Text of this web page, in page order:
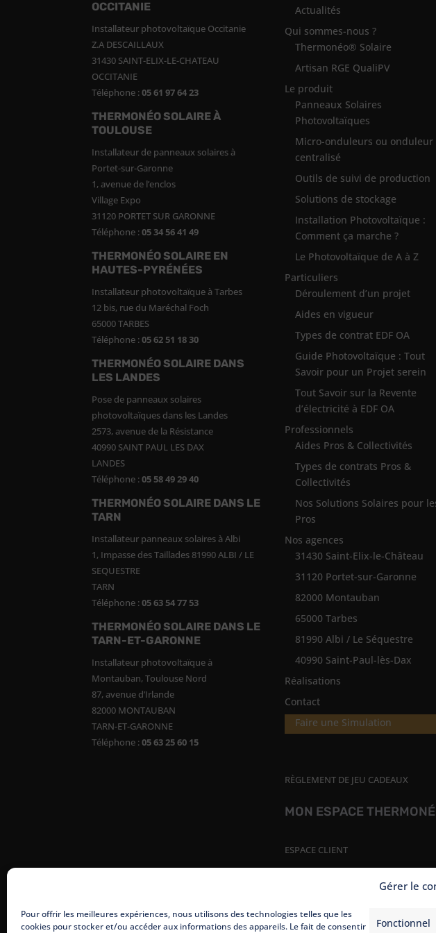
Gérer le
Pour offrir les meilleures expériences, nous utilisons des technologies telles que les
cookies pour stocker et/ou accéder aux informations des appareils. Le fait de consentir
Fonctionnel
OCCITANIE
Installateur photovoltaïque Occitanie
Z.A DESCAILLAUX
31430 SAINT-ELIX-LE-CHATEAU
OCCITANIE
Téléphone :05 61 97 64 23
THERMONÉO SOLAIRE À
TOULOUSE
Installateur de panneaux solaires à
Portet-sur-Garonne
1, avenue de l’enclos
Village Expo
31120 PORTET SUR GARONNE
Téléphone :05 34 56 41 49
THERMONÉO SOLAIRE EN
HAUTES-PYRÉNÉES
Installateur photovoltaïque à Tarbes
12 bis, rue du Maréchal Foch
65000 TARBES
Téléphone :05 62 51 18 30
THERMONÉO SOLAIRE DANS
LES LANDES
Pose de panneaux solaires
photovoltaïques dans les Landes
2573, avenue de la Résistance
40990 SAINT PAUL LES DAX
LANDES
Téléphone :05 58 49 29 40
THERMONÉO SOLAIRE DANS LE
TARN
Installateur panneaux solaires à Albi
1, Impasse des Taillades 81990 ALBI / LE
SEQUESTRE
TARN
Téléphone :05 63 54 77 53
THERMONÉO SOLAIRE DANS LE
TARN-ET-GARONNE
Installateur photovoltaïque à
Montauban, Toulouse Nord
87, avenue d’Irlande
82000 MONTAUBAN
TARN-ET-GARONNE
Téléphone :05 63 25 60 15
Actualités
Qui sommes-nous ?
Thermonéo® Solaire
Artisan RGE QualiPV
Le produit
Panneaux Solaires
Photovoltaïques
Micro-onduleurs ou onduleur
centralisé
Outils de suivi de production
Solutions de stockage
Installation Photovoltaïque :
Comment ça marche ?
Le Photovoltaïque de A à Z
Particuliers
Déroulement d’un projet
Aides en vigueur
Types de contrat EDF OA
Guide Photovoltaïque : Tout
Savoir pour un Projet serein
Tout Savoir sur la Revente
d’électricité à EDF OA
Professionnels
Aides Pros & Collectivités
Types de contrats Pros &
Collectivités
Nos Solutions Solaires pour
Pros
Nos agences
31430 Saint-Elix-le-Château
31120 Portet-sur-Garonne
82000 Montauban
65000 Tarbes
81990 Albi / Le Séquestre
40990 Saint-Paul-lès-Dax
Réalisations
Contact
Faire une Simulation
RÈGLEMENT DE JEU CADEAUX
MON ESPACE
ESPACE CLIENT